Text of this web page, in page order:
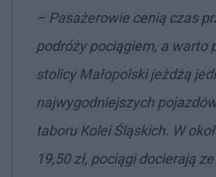
– Pasażerowie cenią czas
podróży pociągiem, a warto
stolicy Małopolski jeżdżą
najwygodniejszych
taboru Kolei Śląskich. W
19,50 zł, pociągi docierają